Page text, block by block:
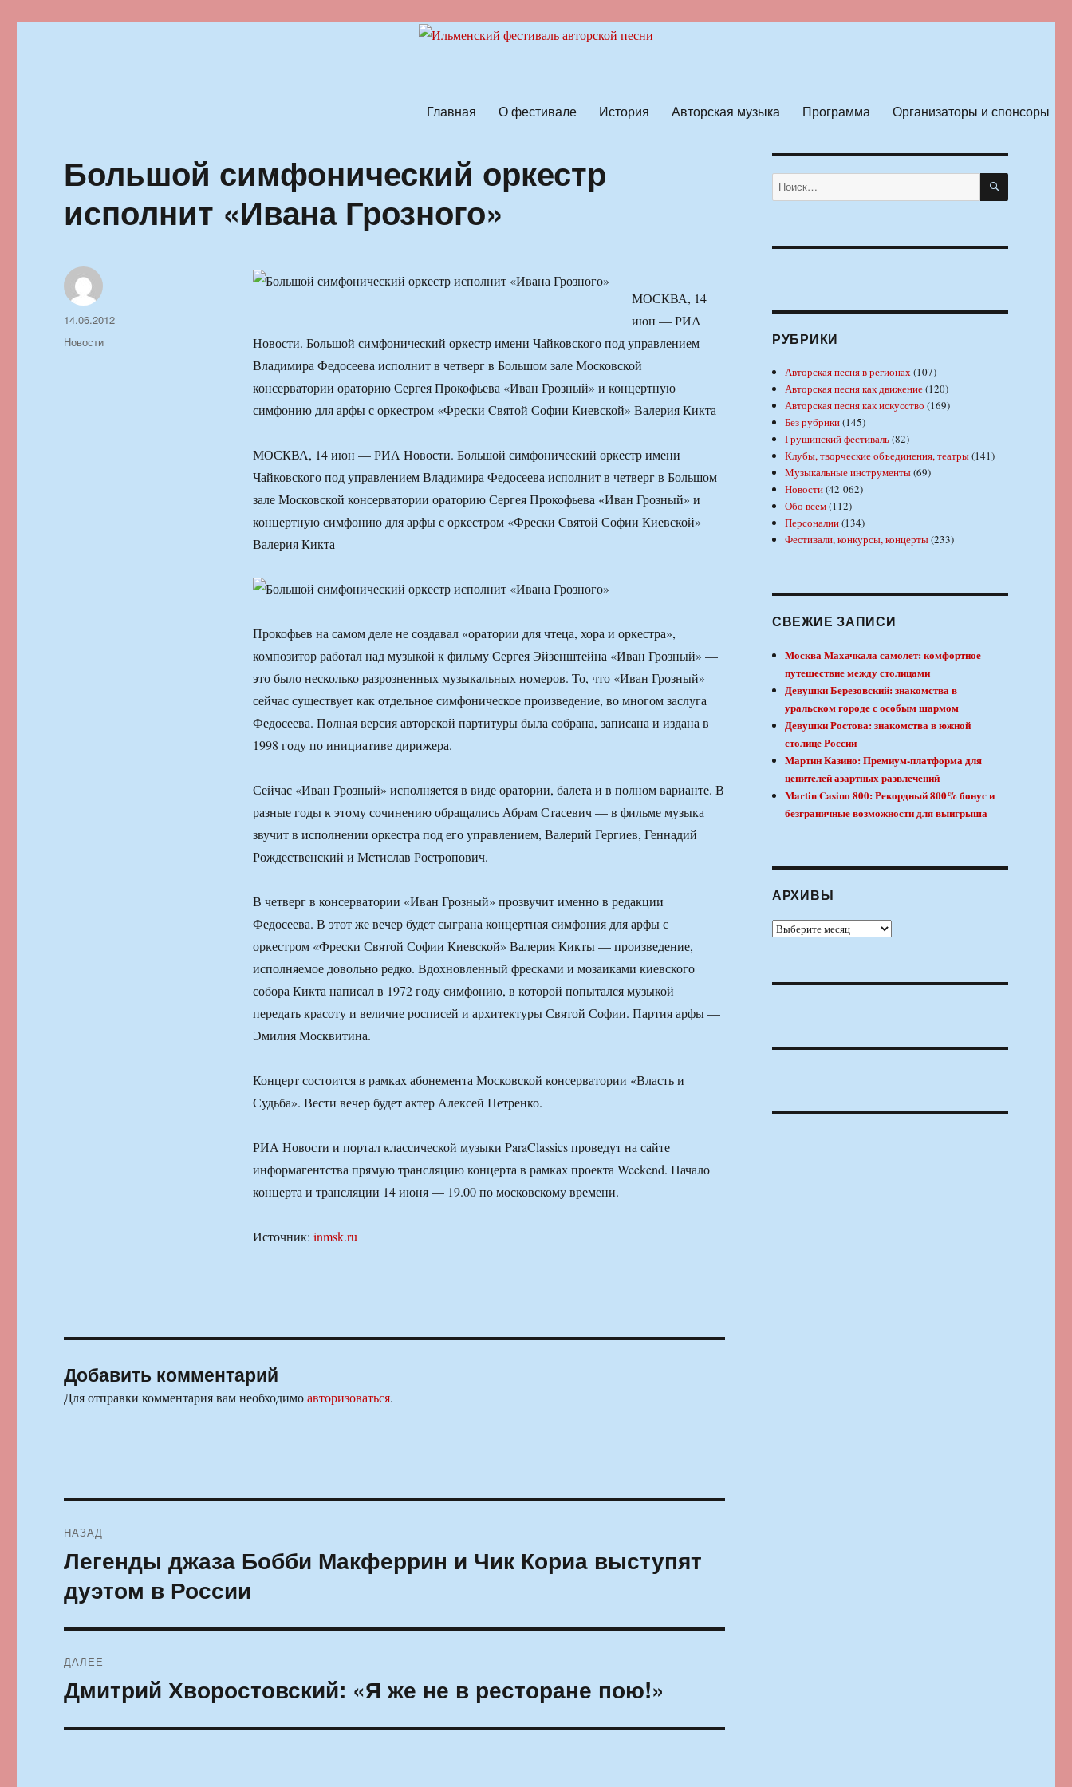
Главная О фестивале История Авторская музыка Программа Организаторы и спонсоры
Большой симфонический оркестр
исполнит «Ивана Грозного»
МОСКВА, 14
июн — РИА
Новости. Большой симфонический оркестр имени Чайковского под управлением
Владимира Федосеева исполнит в четверг в Большом зале Московской
консерватории ораторию Сергея Прокофьева «Иван Грозный» и концертную
симфонию для арфы с оркестром «Фрески Cвятой Софии Киевской» Валерия Кикта
МОСКВА, 14 июн — РИА Новости. Большой симфонический оркестр имени
Чайковского под управлением Владимира Федосеева исполнит в четверг в Большом
зале Московской консерватории ораторию Сергея Прокофьева «Иван Грозный» и
концертную симфонию для арфы с оркестром «Фрески Cвятой Софии Киевской»
Валерия Кикта
Прокофьев на самом деле не создавал «оратории для чтеца, хора и оркестра»,
композитор работал над музыкой к фильму Сергея Эйзенштейна «Иван Грозный» —
это было несколько разрозненных музыкальных номеров. То, что «Иван Грозный»
сейчас существует как отдельное симфоническое произведение, во многом заслуга
Федосеева. Полная версия авторской партитуры была собрана, записана и издана в
1998 году по инициативе дирижера.
Сейчас «Иван Грозный» исполняется в виде оратории, балета и в полном варианте. В
разные годы к этому сочинению обращались Абрам Стасевич — в фильме музыка
звучит в исполнении оркестра под его управлением, Валерий Гергиев, Геннадий
Рождественский и Мстислав Ростропович.
В четверг в консерватории «Иван Грозный» прозвучит именно в редакции
Федосеева. В этот же вечер будет сыграна концертная симфония для арфы с
оркестром «Фрески Святой Софии Киевской» Валерия Кикты — произведение,
исполняемое довольно редко. Вдохновленный фресками и мозаиками киевского
собора Кикта написал в 1972 году симфонию, в которой попытался музыкой
передать красоту и величие росписей и архитектуры Святой Софии. Партия арфы —
Эмилия Москвитина.
Концерт состоится в рамках абонемента Московской консерватории «Власть и
Судьба». Вести вечер будет актер Алексей Петренко.
РИА Новости и портал классической музыки ParaClassics проведут на сайте
информагентства прямую трансляцию концерта в рамках проекта Weekend. Начало
концерта и трансляции 14 июня — 19.00 по московскому времени.
Источник: inmsk.ru
Автор
Опубликовано
14.06.2012
Рубрики
Новости
Добавить комментарий
Для отправки комментария вам необходимоавторизоваться.
по
записям
НАЗАД
Предыдущая
Легенды джаза Бобби Макферрин и Чик Кориа выступят
дуэтом в России
ДАЛЕЕ
Следующая
запись:
Дмитрий Хворостовский: «Я же не в ресторане пою!»
Искать: ПОИСК
РУБРИКИ
Авторская песня в регионах(107)
Авторская песня как движение(120)
Авторская песня как искусство (169)
Без рубрики(145)
Грушинский фестиваль(82)
Клубы, творческие объединения, театры(141)
Музыкальные инструменты(69)
Новости(42 062)
Обо всем(112)
Персоналии(134)
Фестивали, конкурсы, концерты(233)
СВЕЖИЕ ЗАПИСИ
Москва Махачкала самолет: комфортное
путешествие между столицами
Девушки Березовский: знакомства в
уральском городе с особым шармом
Девушки Ростова: знакомства в южной
столице России
Мартин Казино: Премиум-платформа для
ценителей азартных развлечений
Martin Casino 800: Рекордный 800% бонус и
безграничные возможности для выигрыша
АРХИВЫ
Архивы